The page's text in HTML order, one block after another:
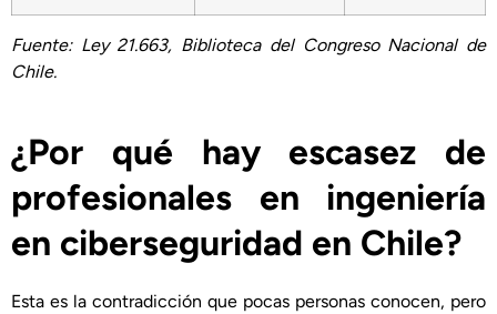
Fuente: Ley 21.663, Biblioteca del Congreso Nacional de
Chile.
¿Por qué hay escasez de
profesionales en ingeniería
en ciberseguridad en Chile?
Esta es la contradicción que pocas personas conocen, pero